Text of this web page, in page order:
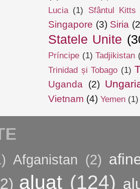
Lucia (1) Sfântul
Singapore (3) Siria
Statele Unite
Príncipe (1) Tadjikistan
Trinidad și Tobago (1)
Uganda (2)
Vietnam (4) Yemen (1)
Afganistan (2)
aluat (124)